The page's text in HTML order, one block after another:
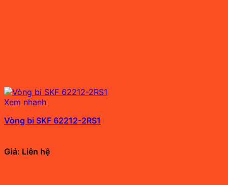
Xem nhanh
Vòng bi SKF 62212-2RS1
Giá: Liên hệ